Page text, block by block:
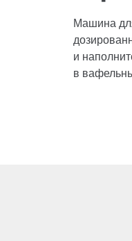
Машина
и
в